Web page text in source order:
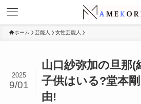
ホーム 芸能人 女性芸能人
山口紗弥加の旦那(
子供はいる?堂本
由!
2025
9/01